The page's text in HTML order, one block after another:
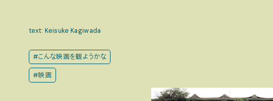
text: Keisuke Kagiwada
#こんな映画を観ようかな
#映画